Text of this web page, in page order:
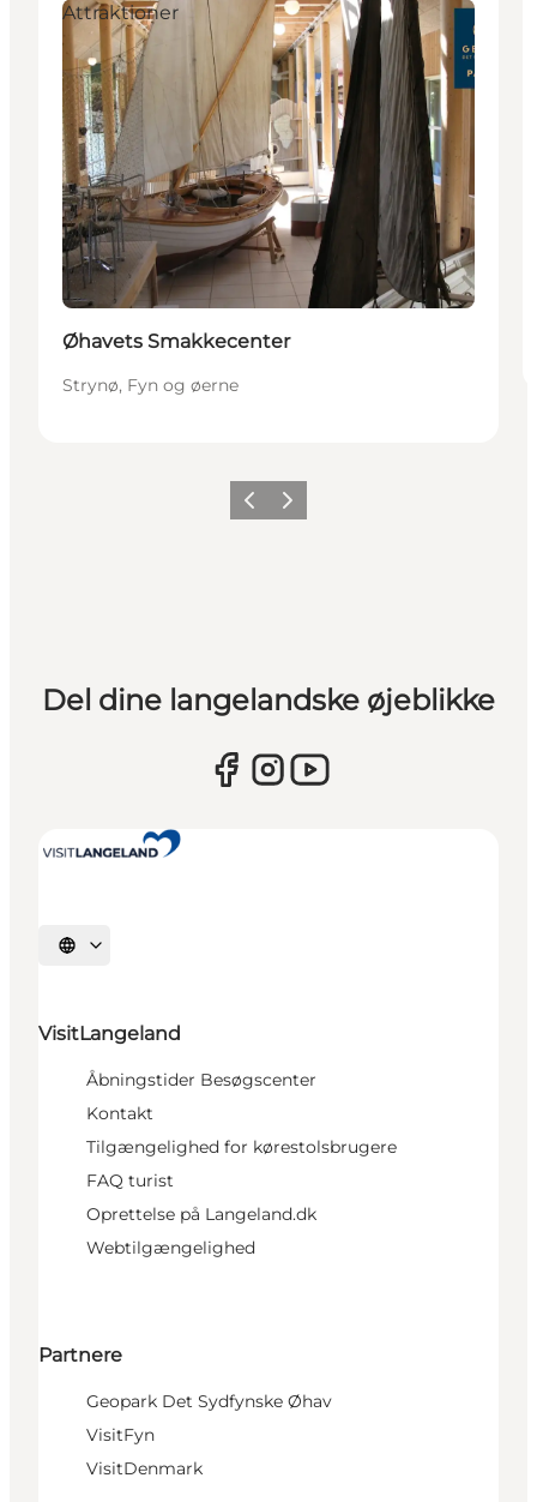
Attraktioner
Øhavets Smakkecenter
Strynø, Fyn og øerne
ForrigeNæste
Del dine langelandske øjeblikke
Vælg sprog
VisitLangeland
Åbningstider Besøgscenter
Kontakt
Tilgængelighed for kørestolsbrugere
FAQ turist
Oprettelse på Langeland.dk
Webtilgængelighed
Partnere
Geopark Det Sydfynske Øhav
VisitFyn
VisitDenmark